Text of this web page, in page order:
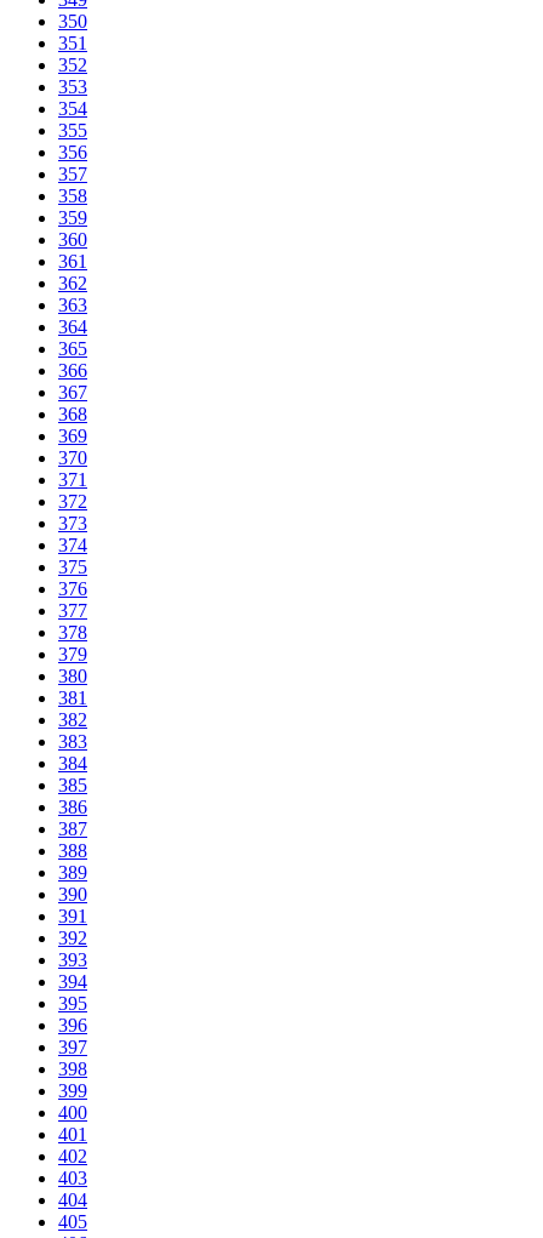
350
351
352
353
354
355
356
357
358
359
360
361
362
363
364
365
366
367
368
369
370
371
372
373
374
375
376
377
378
379
380
381
382
383
384
385
386
387
388
389
390
391
392
393
394
395
396
397
398
399
400
401
402
403
404
405